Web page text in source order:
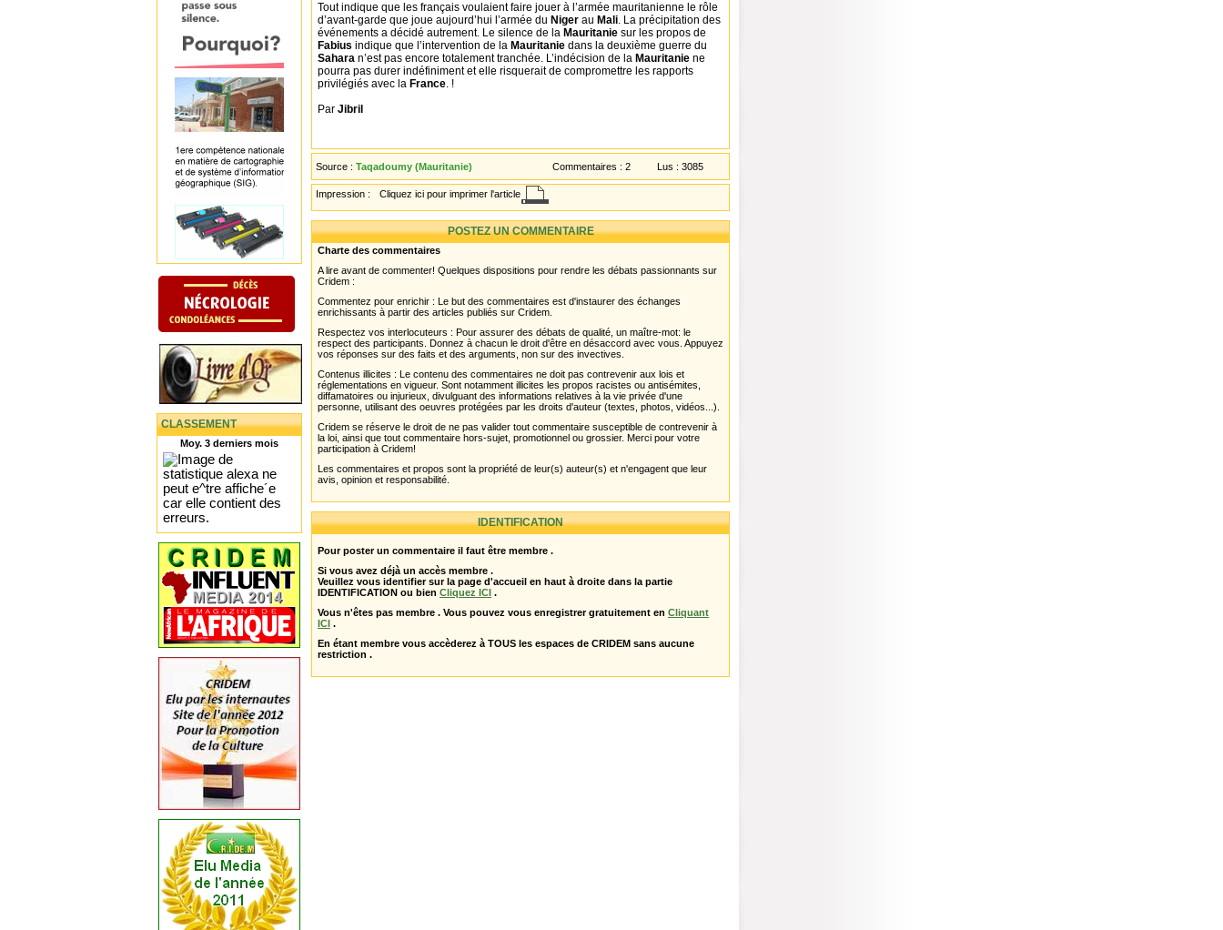
CLASSEMENT
Moy. 3 derniers mois
Tout indique que les français voulaient faire jouer à l’armée mauritanienne le rôle
d’avant-garde que joue aujourd’hui l’armée du Niger au Mali. La précipitation des
événements a décidé autrement. Le silence de la Mauritanie sur les propos de
Fabius indique que l’intervention de la Mauritanie dans la deuxième guerre du
Sahara n’est pas encore totalement tranchée. L’indécision de la Mauritanie ne
pourra pas durer indéfiniment et elle risquerait de compromettre les rapports
privilégiés avec la France. !
Par Jibril
Source : Taqadoumy (Mauritanie) Commentaires : 2 Lus : 3085
Impression : Cliquez ici pour imprimer l'article
POSTEZ UN COMMENTAIRE
Charte des commentaires
A lire avant de commenter! Quelques dispositions pour rendre les débats passionnants sur
Cridem :
Commentez pour enrichir : Le but des commentaires est d'instaurer des échanges
enrichissants à partir des articles publiés sur Cridem.
Respectez vos interlocuteurs : Pour assurer des débats de qualité, un maître-mot: le
respect des participants. Donnez à chacun le droit d'être en désaccord avec vous. Appuyez
vos réponses sur des faits et des arguments, non sur des invectives.
Contenus illicites : Le contenu des commentaires ne doit pas contrevenir aux lois et
réglementations en vigueur. Sont notamment illicites les propos racistes ou antisémites,
diffamatoires ou injurieux, divulguant des informations relatives à la vie privée d'une
personne, utilisant des oeuvres protégées par les droits d'auteur (textes, photos, vidéos...).
Cridem se réserve le droit de ne pas valider tout commentaire susceptible de contrevenir à
la loi, ainsi que tout commentaire hors-sujet, promotionnel ou grossier. Merci pour votre
participation à Cridem!
Les commentaires et propos sont la propriété de leur(s) auteur(s) et n'engagent que leur
avis, opinion et responsabilité.
IDENTIFICATION
Pour poster un commentaire il faut être membre .
Si vous avez déjà un accès membre .
Veuillez vous identifier sur la page d'accueil en haut à droite dans la partie
IDENTIFICATION ou bien Cliquez ICI .
Vous n'êtes pas membre . Vous pouvez vous enregistrer gratuitement en Cliquant
ICI .
En étant membre vous accèderez à TOUS les espaces de CRIDEM sans aucune
restriction .